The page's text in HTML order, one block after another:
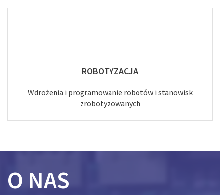
ROBOTYZACJA
Wdrożenia i programowanie robotów i stanowisk
zrobotyzowanych
O NAS